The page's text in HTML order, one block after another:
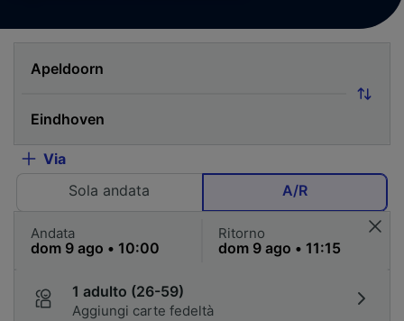
Via
Sola andata
A/R
Andata Ritorno
1 adulto (26-59)
Aggiungi carte fedeltà